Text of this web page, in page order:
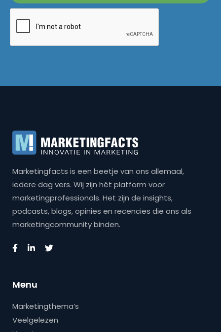
Marketingfacts is een beetje van ons allemaal,
iedere dag vers. Wij zijn hét platform voor
marketingprofessionals. Het zijn de insights,
podcasts, blogs, opinies en recencies die ons als
marketingcommunity binden.
Menu
Marketingthema’s
Veelgelezen